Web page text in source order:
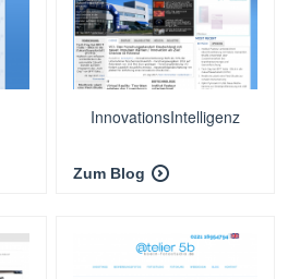
InnovationsIntelligenz
Zum Blog